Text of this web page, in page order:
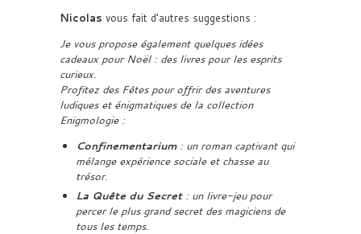
Nicolas vous fait d’autres suggestions :
Je vous propose également quelques idées
cadeaux pour Noël : des livres pour les esprits
curieux.
Profitez des Fêtes pour offrir des aventures
ludiques et énigmatiques de la collection
Enigmologie :
Confinementarium: un roman captivant qui
mélange expérience sociale et chasse au
trésor.
La Quête du Secret: un livre-jeu pour
percer le plus grand secret des magiciens de
tous les temps.